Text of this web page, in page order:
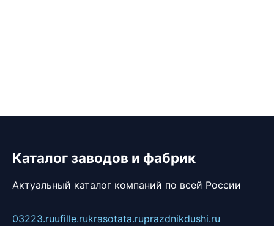
Каталог заводов и фабрик
Актуальный каталог компаний по всей России
03223.ruufille.rukrasotata.ruprazdnikdushi.ru